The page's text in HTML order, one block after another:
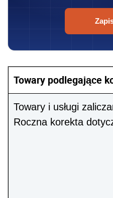
Towary podlegające
Towary i usługi
Roczna korekta